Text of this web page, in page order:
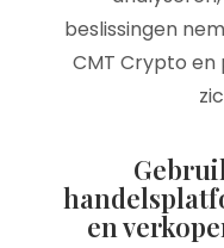
beslissingen
CMT Crypto
en